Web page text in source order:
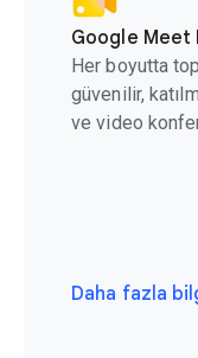
Google Meet
Her boyutta
güvenilir,
ve video
Daha fazla